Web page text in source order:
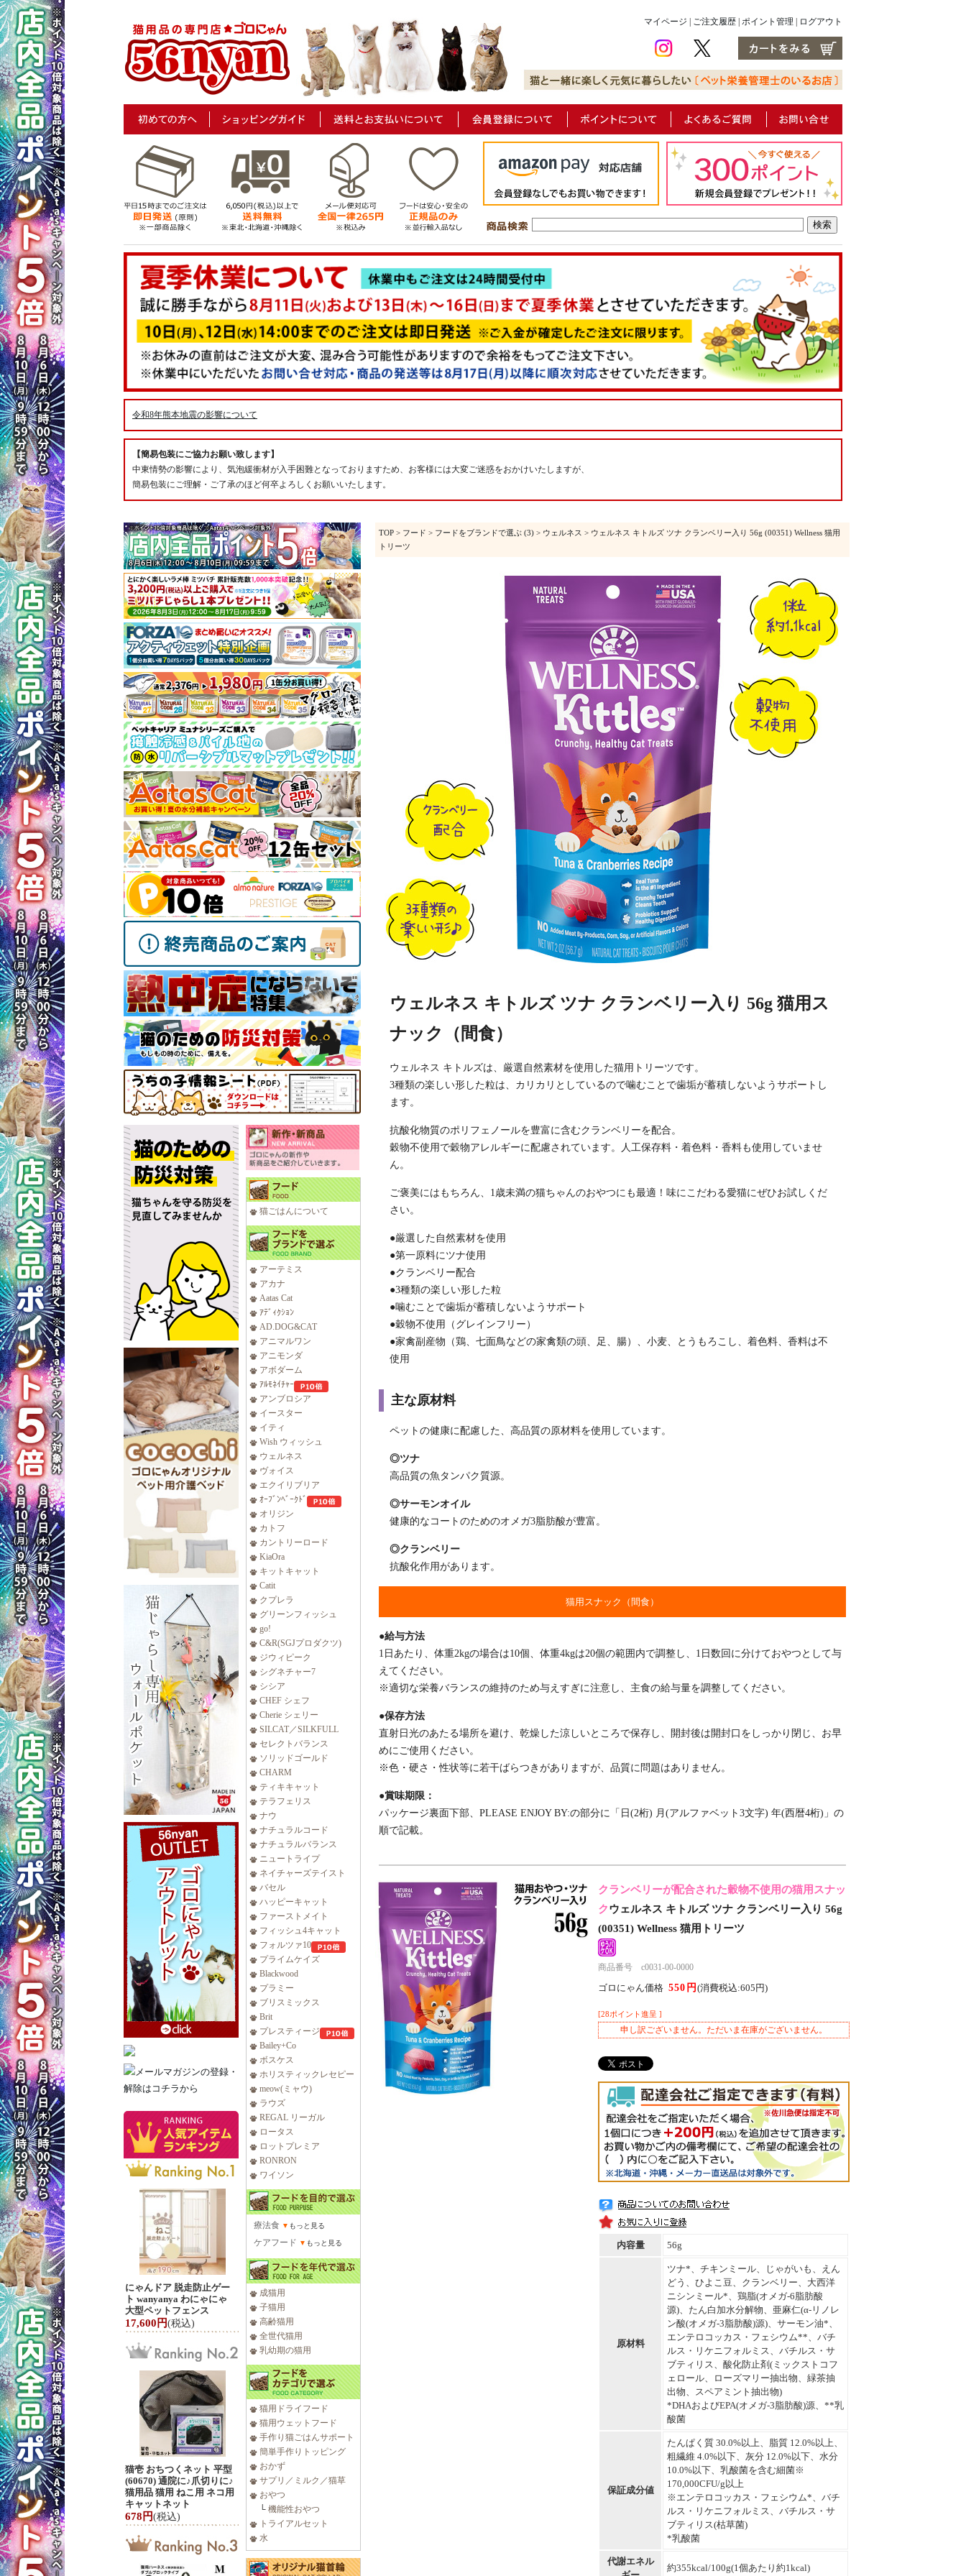
マイページ ご注文履歴 ポイント管理 ログアウト
令和8年熊本地震の影響について
【簡易包装にご協力お願い致します】
中東情勢の影響により、気泡緩衝材が入手困難となっておりますため、お客様には大変ご迷惑をおかけいたしますが、
簡易包装にご理解・ご了承のほど何卒よろしくお願いいたします。
にゃんドア 脱走防止ゲー
ト wanyanya わにゃにゃ
大型ペットフェンス
17,600円(税込)
猫壱 おちつくネット 平型
(60670) 通院に♪爪切りに♪
猫用品 猫用 ねこ用 ネコ用
キャットネット
678円(税込)
猫ごはんについて
アーテミス
アカナ
Aatas Cat
ｱﾃﾞｨｸｼｮﾝ
AD.DOG&CAT
アニマルワン
アニモンダ
アボダーム
ｱﾙﾓﾈｲﾁｬｰ
アンブロシア
イースター
イティ
Wish ウィッシュ
ウェルネス
ヴォイス
エクイリブリア
ｵｰﾌﾞﾝﾍﾞｰｸﾄﾞ
オリジン
カトフ
カントリーロード
KiaOra
キットキャット
Catit
クプレラ
グリーンフィッシュ
go!
C&R(SGJプロダクツ)
ジウィピーク
シグネチャー7
シシア
CHEF シェフ
Cherie シェリー
SILCAT／SILKFULL
セレクトバランス
ソリッドゴールド
CHARM
ティキキャット
テラフェリス
ナウ
ナチュラルコード
ナチュラルバランス
ニュートライプ
ネイチャーズテイスト
バセル
ハッピーキャット
ファーストメイト
フィッシュ4キャット
フォルツァ10
プライムケイズ
Blackwood
プラミー
ブリスミックス
Brit
プレスティージ
Bailey+Co
ボスケス
ホリスティックレセピー
meow(ミャウ)
ラウズ
REGAL リーガル
ロータス
ロットプレミア
RONRON
ワイソン
療法食 ▼ もっと見る
ケアフード ▼ もっと見る
成猫用
子猫用
高齢猫用
全世代猫用
乳幼期の猫用
猫用ドライフード
猫用ウェットフード
手作り猫ごはんサポート
簡単手作りトッピング
おかず
サプリ／ミルク／猫草
おやつ
└ 機能性おやつ
トライアルセット
水
TOP > フード > フードをブランドで選ぶ (3) > ウェルネス > ウェルネス キトルズ ツナ クランベリー入り 56g (00351) Wellness 猫用
トリーツ
ウェルネス キトルズ ツナ クランベリー入り 56g 猫用ス
ナック（間食）
ウェルネス キトルズは、厳選自然素材を使用した猫用トリーツです。
3種類の楽しい形した粒は、カリカリとしているので噛むことで歯垢が蓄積しないようサポートし
ます。
抗酸化物質のポリフェノールを豊富に含むクランベリーを配合。
穀物不使用で穀物アレルギーに配慮されています。人工保存料・着色料・香料も使用していませ
ん。
ご褒美にはもちろん、1歳未満の猫ちゃんのおやつにも最適！味にこだわる愛猫にぜひお試しくだ
さい。
●厳選した自然素材を使用
●第一原料にツナ使用
●クランベリー配合
●3種類の楽しい形した粒
●噛むことで歯垢が蓄積しないようサポート
●穀物不使用（グレインフリー）
●家禽副産物（鶏、七面鳥などの家禽類の頭、足、腸）、小麦、とうもろこし、着色料、香料は不
使用
主な原材料
ペットの健康に配慮した、高品質の原材料を使用しています。
◎ツナ
高品質の魚タンパク質源。
◎サーモンオイル
健康的なコートのためのオメガ3脂肪酸が豊富。
◎クランベリー
抗酸化作用があります。
猫用スナック（間食）
●給与方法
1日あたり、体重2kgの場合は10個、体重4kgは20個の範囲内で調整し、1日数回に分けておやつとして与
えてください。
※適切な栄養バランスの維持のため与えすぎに注意し、主食の給与量を調整してください。
●保存方法
直射日光のあたる場所を避け、乾燥した涼しいところで保存し、開封後は開封口をしっかり閉じ、お早
めにご使用ください。
※色・硬さ・性状等に若干ばらつきがありますが、品質に問題はありません。
●賞味期限：
パッケージ裏面下部、PLEASE ENJOY BY:の部分に「日(2桁) 月(アルファベット3文字) 年(西暦4桁)」の
順で記載。
クランベリーが配合された穀物不使用の猫用スナッ
クウェルネス キトルズ ツナ クランベリー入り 56g
(00351) Wellness 猫用トリーツ
商品番号 c0031-00-0000
ゴロにゃん価格 550円(消費税込:605円)
[28ポイント進呈 ]
申し訳ございません。ただいま在庫がございません。
内容量 56g
原材料
ツナ*、チキンミール、じゃがいも、えん
どう、ひよこ豆、クランベリー、大西洋
ニシンミール*、鶏脂(オメガ-6脂肪酸
源)、たん白加水分解物、亜麻仁(α-リノレ
ン酸(オメガ-3脂肪酸)源)、サーモン油*、
エンテロコッカス・フェシウム**、バチ
ルス・リケニフォルミス、バチルス・サ
ブティリス、酸化防止剤(ミックストコフ
ェロール、ローズマリー抽出物、緑茶抽
出物、スペアミント抽出物)
*DHAおよびEPA(オメガ-3脂肪酸)源、**乳
酸菌
保証成分値
たんぱく質 30.0%以上、脂質 12.0%以上、
粗繊維 4.0%以下、灰分 12.0%以下、水分
10.0%以下、乳酸菌を含む細菌※
170,000CFU/g以上
※エンテロコッカス・フェシウム*、バチ
ルス・リケニフォルミス、バチルス・サ
ブティリス(枯草菌)
*乳酸菌
代謝エネル
約355kcal/100g(1個あたり約1kcal)